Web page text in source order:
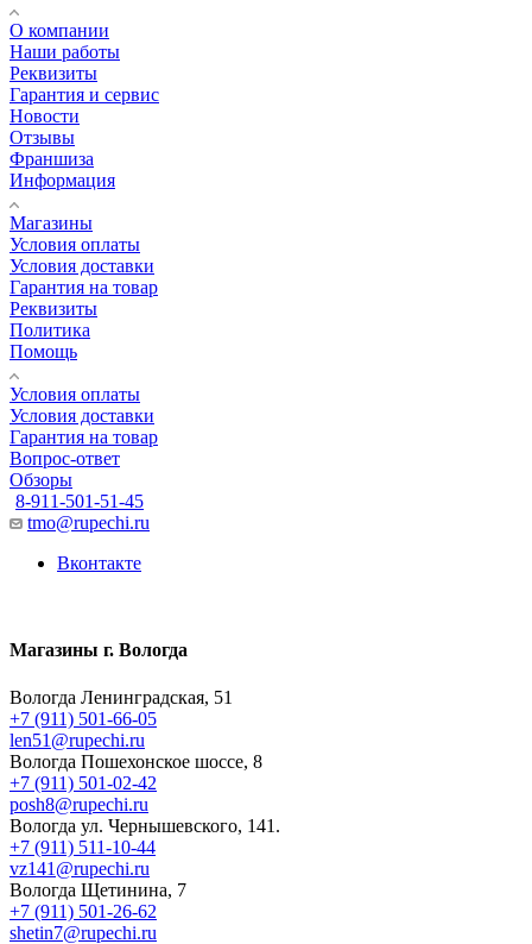
О компании
Наши работы
Реквизиты
Гарантия и сервис
Новости
Отзывы
Франшиза
Информация
Магазины
Условия оплаты
Условия доставки
Гарантия на товар
Реквизиты
Политика
Помощь
Условия оплаты
Условия доставки
Гарантия на товар
Вопрос-ответ
Обзоры
8-911-501-51-45
tmo@rupechi.ru
Вконтакте
Магазины г. Вологда
Вологда Ленинградская, 51
+7 (911) 501-66-05
len51@rupechi.ru
Вологда Пошехонское шоссе, 8
+7 (911) 501-02-42
posh8@rupechi.ru
Вологда ул. Чернышевского, 141.
+7 (911) 511-10-44
vz141@rupechi.ru
Вологда Щетинина, 7
+7 (911) 501-26-62
shetin7@rupechi.ru